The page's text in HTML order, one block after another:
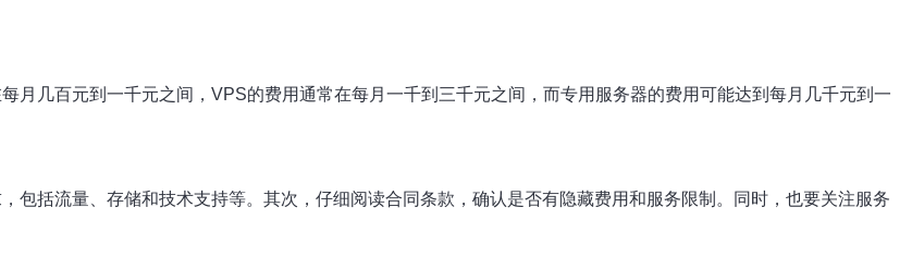
月几百元到一千元之间，VPS的费用通常在每月一千到三千元之间，而专用服务器的费用可能达到每月几千元到一
包括流量、存储和技术支持等。其次，仔细阅读合同条款，确认是否有隐藏费用和服务限制。同时，也要关注服务